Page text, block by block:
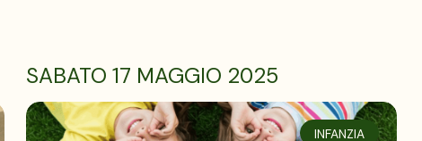
SABATO 17 MAGGIO 2025
INFANZIA